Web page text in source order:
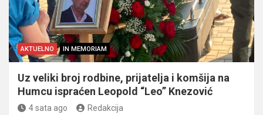
AKTUELNO IN MEMORIAM
Uz veliki broj rodbine, prijatelja i komšija na
Humcu ispraćen Leopold “Leo” Knezović
4 sata ago Redakcija